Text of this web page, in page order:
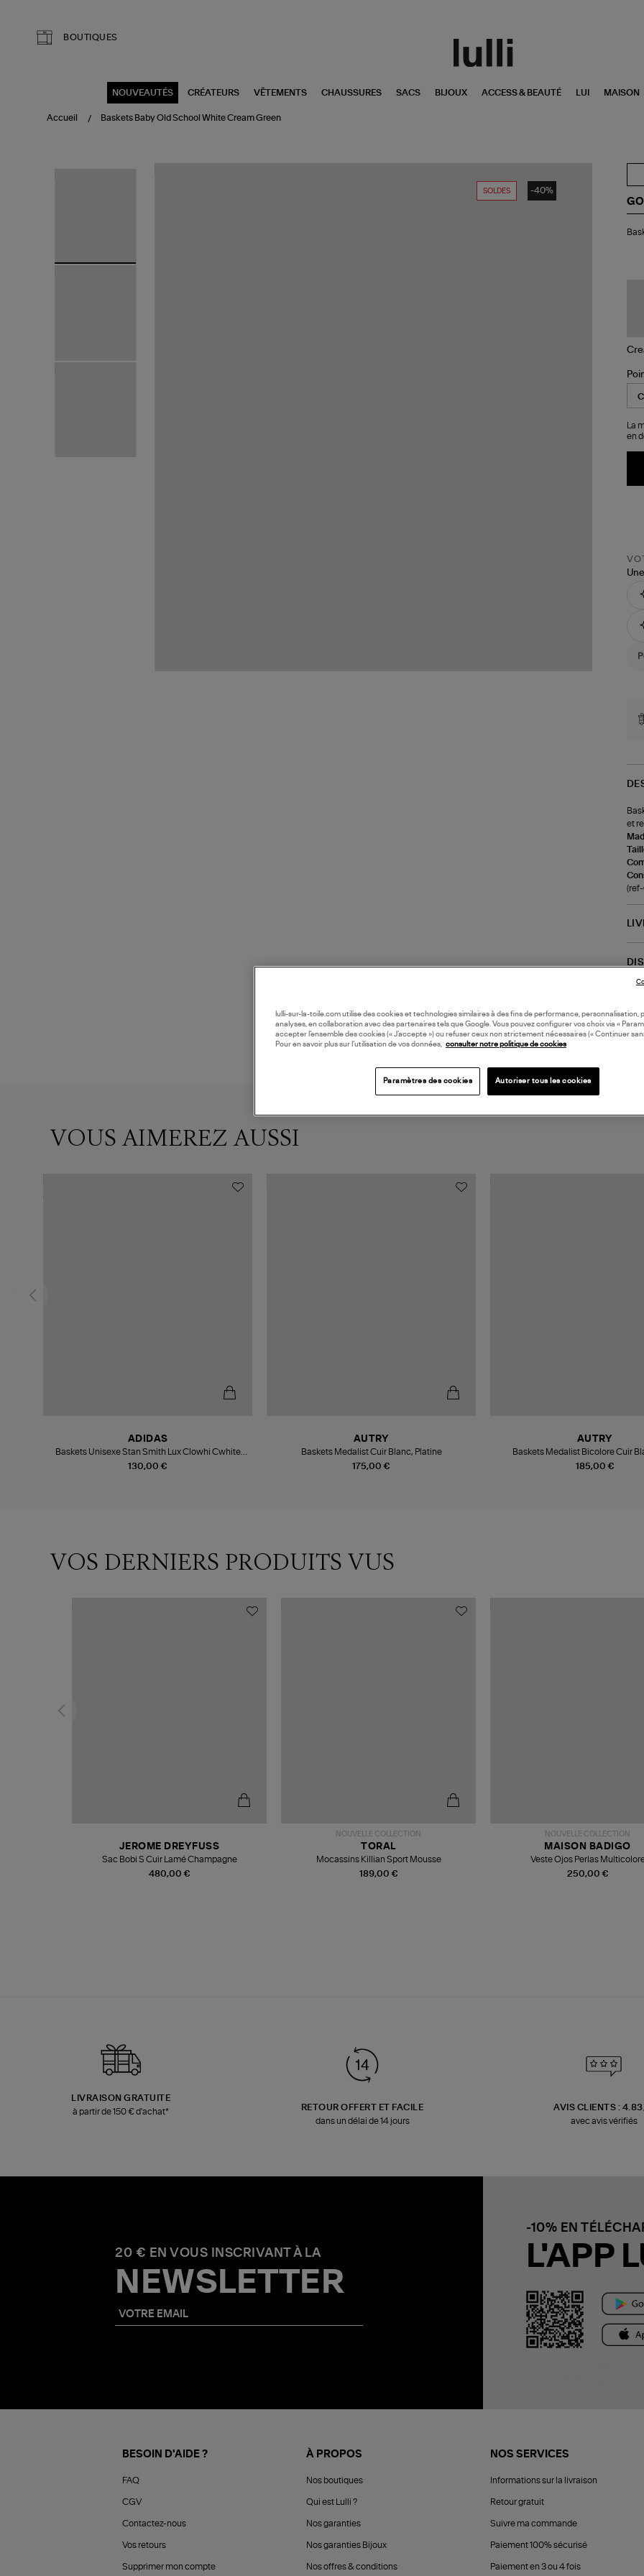
BOUTIQUES
NOUVEAUTÉS CRÉATEURS VÊTEMENTS CHAUSSURES SACS BIJOUX ACCESS & BEAUTÉ LUI MAISON
Accueil Baskets Baby Old School White Cream Green
SOLDES -40%
La
en
et
(ref-
VOUS AIMEREZ AUSSI
130,00 €
ADIDAS
Baskets Unisexe Stan Smith Lux Clowhi Cwhite
Green
175,00 €
AUTRY
Baskets Medalist Cuir Blanc, Platine
185,00 €
AUTRY
Baskets Medalist Bicolore Cuir
VOS DERNIERS PRODUITS VUS
480,00 €
JEROME DREYFUSS
Sac Bobi S Cuir Lamé Champagne
NOUVELLE COLLECTION
189,00 €
TORAL
Mocassins Killian Sport Mousse
NOUVELLE COLLECTION
250,00 €
MAISON BADIGO
Veste Ojos Perlas
LIVRAISON GRATUITE
à partir de 150 € d'achat*
RETOUR OFFERT ET FACILE
dans un délai de 14 jours
AVIS CLIENTS :
avec avis vérifiés
20 € EN VOUS INSCRIVANT À LA
NEWSLETTER
-10% EN
L'APP
BESOIN D'AIDE ?
FAQ
CGV
Contactez-nous
Vos retours
Supprimer mon compte
À PROPOS
Nos boutiques
Qui est Lulli ?
Nos garanties
Nos garanties Bijoux
Nos offres & conditions
NOS SERVICES
Informations sur la livraison
Retour gratuit
Suivre ma commande
Paiement 100% sécurisé
Paiement en 3 ou 4 fois
lulli-sur-la-toile.com utilise des cookies et technologies similaires à des fins de performance, personnalisation,
analyses, en collaboration avec des partenaires tels que Google. Vous pouvez configurer vos choix via «
accepter l’ensemble des cookies (« J’accepte ») ou refuser ceux non strictement nécessaires (« Continuer
Pour en savoir plus sur l’utilisation de vos données, consulter notre politique de cookies
Paramètres des cookies Autoriser tous les cookies